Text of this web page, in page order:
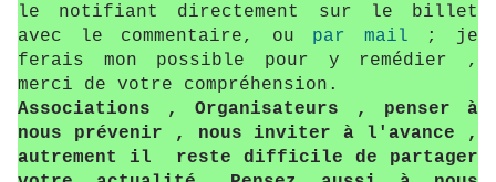
le notifiant directement sur le billet
avec le commentaire, ou par mail ; je
ferais mon possible pour y remédier ,
merci de votre compréhension.
Associations , Organisateurs , penser à
nous prévenir , nous inviter à l'avance ,
autrement il reste difficile de partager